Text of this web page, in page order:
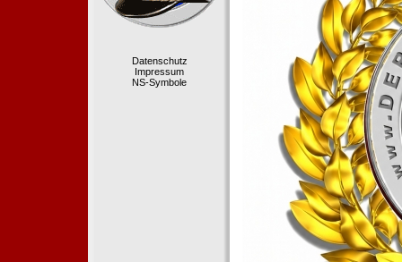
Datenschutz
Impressum
NS-Symbole